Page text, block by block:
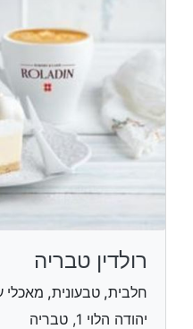
רולדין טבריה
חלבית, טבעונית, מאכלי
יהודה הלוי 1, טבריה